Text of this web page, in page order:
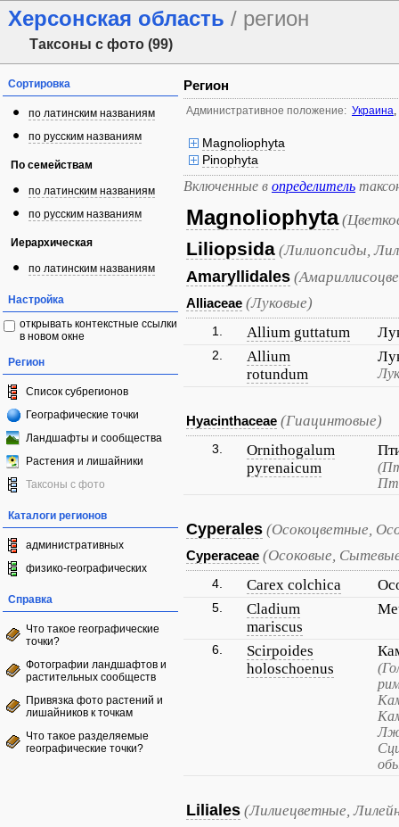
Херсонская область / регион
Таксоны с фото (99)
Сортировка
по латинским названиям
по русским названиям
По семействам
по латинским названиям
по русским названиям
Иерархическая
по латинским названиям
Настройка
открывать контекстные ссылки
в новом окне
Регион
Список субрегионов
Географические точки
Ландшафты и сообщества
Растения и лишайники
Таксоны с фото
Каталоги регионов
административных
физико-географических
Справка
Что такое географические
точки?
Фотографии ландшафтов и
растительных сообществ
Привязка фото растений и
лишайников к точкам
Что такое разделяемые
географические точки?
Регион
Административное положение: Украина,
Magnoliophyta
Pinophyta
Включенные в определитель
Magnoliophyta
Liliopsida (Лилиопсиды,
Amaryllidales
Alliaceae (Луковые)
1. Allium guttatum
2.
Allium
rotundum
Hyacinthaceae (Гиацинтовые)
3.
Ornithogalum
pyrenaicum
Cyperales (Осокоцветные,
Cyperaceae (Осоковые,
4. Carex colchica
5.
Cladium
mariscus
6.
Scirpoides
holoschoenus
Liliales (Лилиецветные,